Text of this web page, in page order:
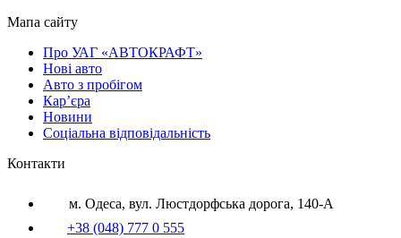
Мапа сайту
Про УАГ «АВТОКРАФТ»
Нові авто
Авто з пробігом
Кар’єра
Новини
Соціальна відповідальність
Контакти
м. Одеса, вул. Люстдорфська дорога, 140-А
+38 (048) 777 0 555